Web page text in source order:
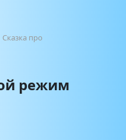
Сказка про
режим